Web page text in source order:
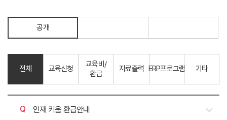
공개
전체 교육신청
교육비/
환급
자료출력 ERP프로그램 기타
질문
인재 키움 환급안내